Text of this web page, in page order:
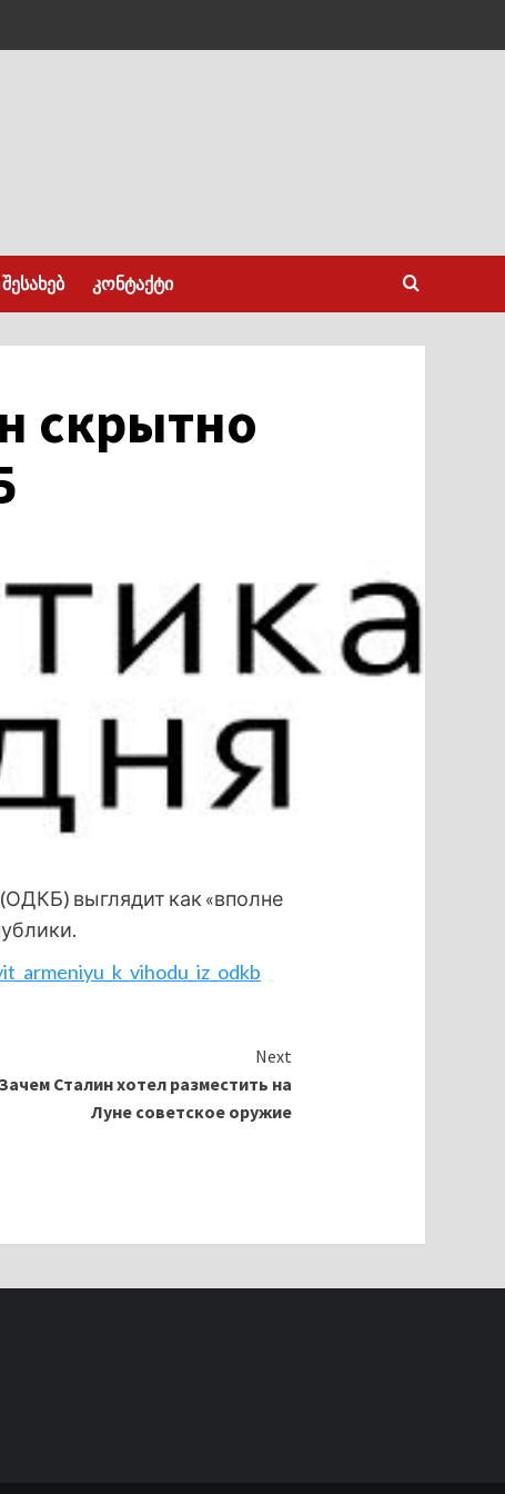
კონტაქტი
скрытно
выглядит как «вполне
Next
Сталин хотел разместить на
Луне советское оружие